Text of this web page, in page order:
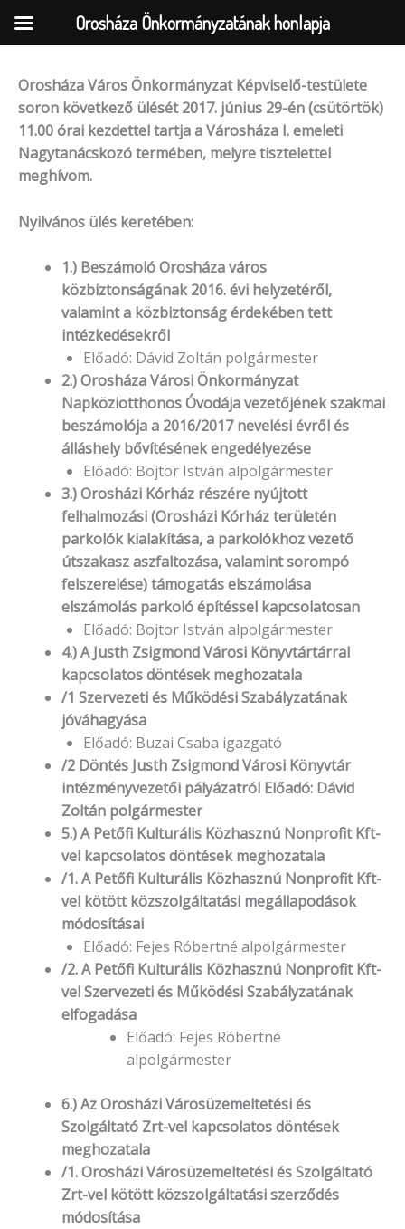
Skip
content
Orosháza Város Önkormányzat Képviselő-testülete
soron következő ülését 2017. június 29-én (csütörtök)
11.00 órai kezdettel tartja a Városháza I. emeleti
Nagytanácskozó termében, melyre tisztelettel
meghívom.
Nyilvános ülés keretében:
1.) Beszámoló Orosháza város
közbiztonságának 2016. évi helyzetéről,
valamint a közbiztonság érdekében tett
intézkedésekről
Előadó: Dávid Zoltán polgármester
2.) Orosháza Városi Önkormányzat
Napköziotthonos Óvodája vezetőjének szakmai
beszámolója a 2016/2017 nevelési évről és
álláshely bővítésének engedélyezése
Előadó: Bojtor István alpolgármester
3.) Orosházi Kórház részére nyújtott
felhalmozási (Orosházi Kórház területén
parkolók kialakítása, a parkolókhoz vezető
útszakasz aszfaltozása, valamint sorompó
felszerelése) támogatás elszámolása
elszámolás parkoló építéssel kapcsolatosan
Előadó: Bojtor István alpolgármester
4.) A Justh Zsigmond Városi Könyvtártárral
kapcsolatos döntések meghozatala
/1 Szervezeti és Működési Szabályzatának
jóváhagyása
Előadó: Buzai Csaba igazgató
/2 Döntés Justh Zsigmond Városi Könyvtár
intézményvezetői pályázatról Előadó: Dávid
Zoltán polgármester
5.) A Petőfi Kulturális Közhasznú Nonprofit Kft-
vel kapcsolatos döntések meghozatala
/1. A Petőfi Kulturális Közhasznú Nonprofit Kft-
vel kötött közszolgáltatási megállapodások
módosításai
Előadó: Fejes Róbertné alpolgármester
/2. A Petőfi Kulturális Közhasznú Nonprofit Kft-
vel Szervezeti és Működési Szabályzatának
elfogadása
Előadó: Fejes Róbertné
alpolgármester
6.) Az Orosházi Városüzemeltetési és
Szolgáltató Zrt-vel kapcsolatos döntések
meghozatala
/1. Orosházi Városüzemeltetési és Szolgáltató
Zrt-vel kötött közszolgáltatási szerződés
módosítása
Orosháza Önkormányzatának honlapja